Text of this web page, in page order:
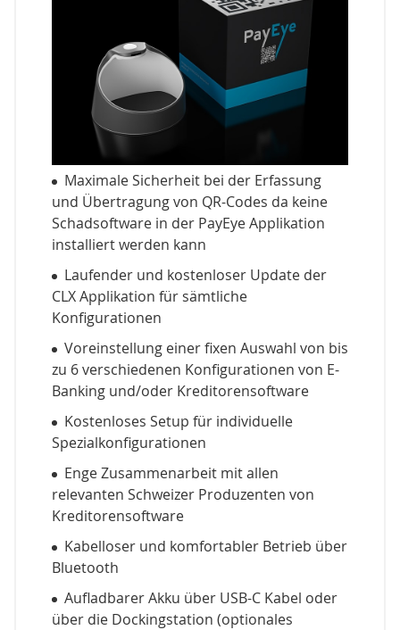
Maximale Sicherheit bei der Erfassung
und Übertragung von QR-Codes da keine
Schadsoftware in der PayEye Applikation
installiert werden kann
Laufender und kostenloser Update der
CLX Applikation für sämtliche
Konfigurationen
Voreinstellung einer fixen Auswahl von bis
zu 6 verschiedenen Konfigurationen von E-
Banking und/oder Kreditorensoftware
Kostenloses Setup für individuelle
Spezialkonfigurationen
Enge Zusammenarbeit mit allen
relevanten Schweizer Produzenten von
Kreditorensoftware
Kabelloser und komfortabler Betrieb über
Bluetooth
Aufladbarer Akku über USB-C Kabel oder
über die Dockingstation (optionales